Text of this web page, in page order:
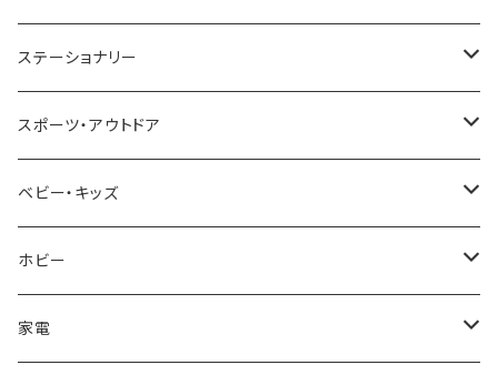
TIMEX
NIXON
AVALANCHE
ORIENT
ZEPPELIN
MICHAEL KORS
DIESEL
ALV
Merge
ETTINGER
PAUL HEWITT
22designstudio
BOTTEGA VENETA
EMPORIO ARMANI
CALVIN KLEIN
DUNHILL
NEWYORKER
OROBIANCO
Ellese
COLEMAN
RODANIA
BEAMZSQUARE
BLAZER CLUB
ANDY HAWARD
G GUSTO
SEIKO
CITIZEN
BRAUN
RHYTHM
BLOSSOM
I'mD
Helios
VALENTINO VISCANI
ステーショナリー
LAMY
WATERMAN
PARKER
PELIKAN
スポーツ・アウトドア
Trangia
Barebones
FEUERHAND
ベビー・キッズ
ふわりぃ
ERGO BABY
ホビー
その他
家電